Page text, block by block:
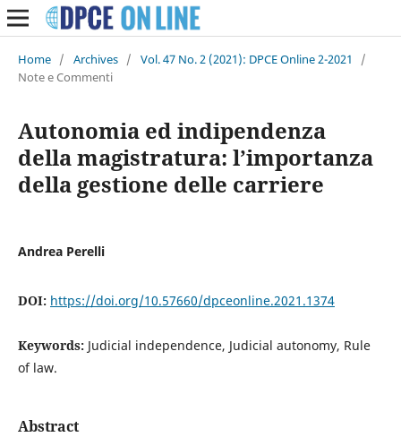
Home / Archives / Vol. 47 No. 2 (2021): DPCE Online 2-2021
/
Note e Commenti
Autonomia ed indipendenza
della magistratura: l’importanza
della gestione delle carriere
Andrea Perelli
DOI: https://doi.org/10.57660/dpceonline.2021.1374
Keywords: Judicial independence, Judicial autonomy, Rule
of law.
Abstract